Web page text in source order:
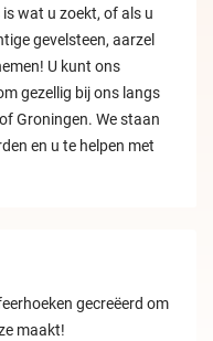
wat u zoekt, of als u
gevelsteen, aarzel
U kunt ons
gezellig bij ons langs
Groningen. We staan
en u te helpen met
gecreëerd om
maakt!